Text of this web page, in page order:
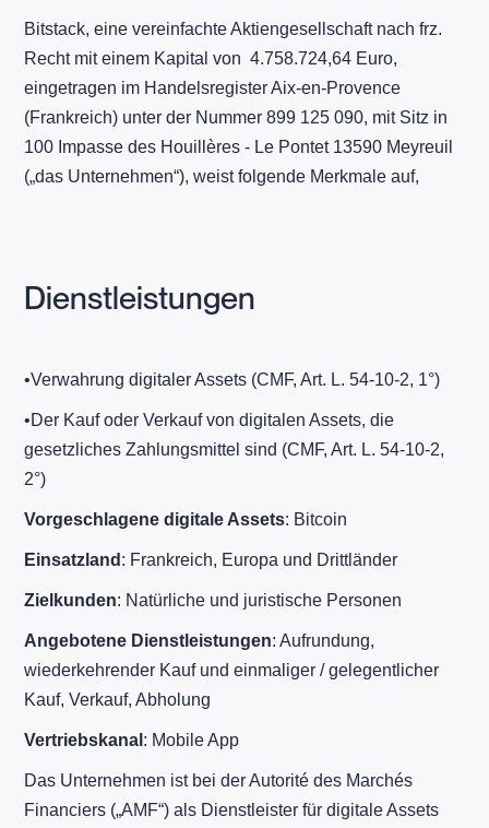
Bitstack, eine vereinfachte Aktiengesellschaft nach frz.
Recht mit einem Kapital von 4.758.724,64 Euro,
eingetragen im Handelsregister Aix-en-Provence
(Frankreich) unter der Nummer 899 125 090, mit Sitz in
100 Impasse des Houillères - Le Pontet 13590 Meyreuil
(„das Unternehmen“), weist folgende Merkmale auf,
Dienstleistungen
​•​Verwahrung digitaler Assets (CMF, Art. L. 54-10-2, 1°)
​•​Der Kauf oder Verkauf von digitalen Assets, die
gesetzliches Zahlungsmittel sind (CMF, Art. L. 54-10-2,
2°)
Vorgeschlagene digitale Assets: Bitcoin
Einsatzland : Frankreich, Europa und Drittländer
Zielkunden: Natürliche und juristische Personen
Angebotene Dienstleistungen: Aufrundung,
wiederkehrender Kauf und einmaliger / gelegentlicher
Kauf, Verkauf, Abholung
Vertriebskanal : Mobile App
Das Unternehmen ist bei der Autorité des Marchés
Financiers („AMF“) als Dienstleister für digitale Assets